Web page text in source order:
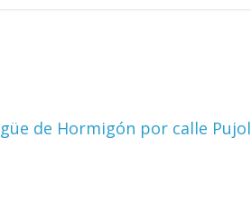
de Hormigón por calle Pujol